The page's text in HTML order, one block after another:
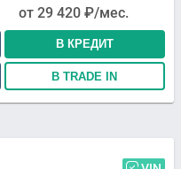
от 29 420 ₽/мес.
В КРЕДИТ
В TRADE IN